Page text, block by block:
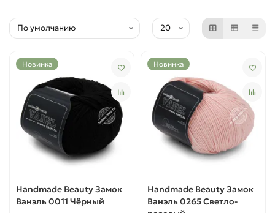
Lana Gatto
Nazli Gelin
Камтекс
Пехорка
Новинка
Handmade Beauty Замок
Ванэль 0011 Чёрный
Новинка
Handmade Beauty Замок
Ванэль 0265 Светло-